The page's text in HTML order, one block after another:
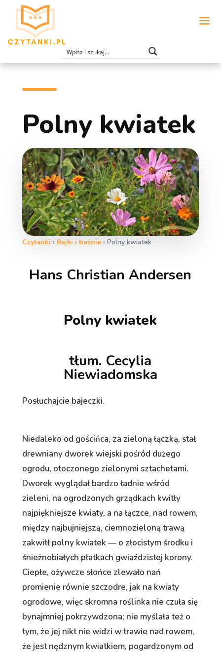
Polny kwiatek
Czytanki › Bajki i baśnie› Polny kwiatek
Hans Christian Andersen
Polny kwiatek
tłum. Cecylia
Niewiadomska
Posłuchajcie bajeczki.
Niedaleko od gościńca, za zieloną łączką, stał
drewniany dworek wiejski pośród dużego
ogrodu, otoczonego zielonymi sztachetami.
Dworek wyglądał bardzo ładnie wśród
zieleni, na ogrodzonych grządkach kwitły
najpiękniejsze kwiaty, a na łączce, nad rowem,
między najbujniejszą, ciemnozieloną trawą
zakwitł polny kwiatek — o złocistym środku i
śnieżnobiałych płatkach gwiaździstej korony.
Ciepłe, ożywcze słońce zlewało nań
promienie równie szczodre, jak na kwiaty
ogrodowe, więc skromna roślinka nie czuła się
bynajmniej pokrzywdzona; nie myślała też o
tym, że jej nikt nie widzi w trawie nad rowem,
że jest nędznym kwiatkiem, pogardzonym od